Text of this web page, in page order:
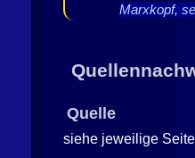
Marxkopf,
Quelle
siehe jeweilige